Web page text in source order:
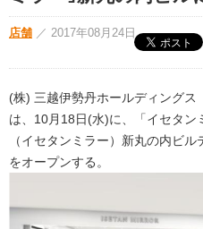
店舗 ／ 2017年08月24日
(株) 三越伊勢丹ホールディングス
は、10月18日(水)に、「イセタン
（イセタンミラー）新丸の内ビ
をオープンする。